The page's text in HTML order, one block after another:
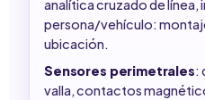
analítica cruzado de
persona/vehículo:
ubicación.
Sensores perimetrales:
valla, contactos